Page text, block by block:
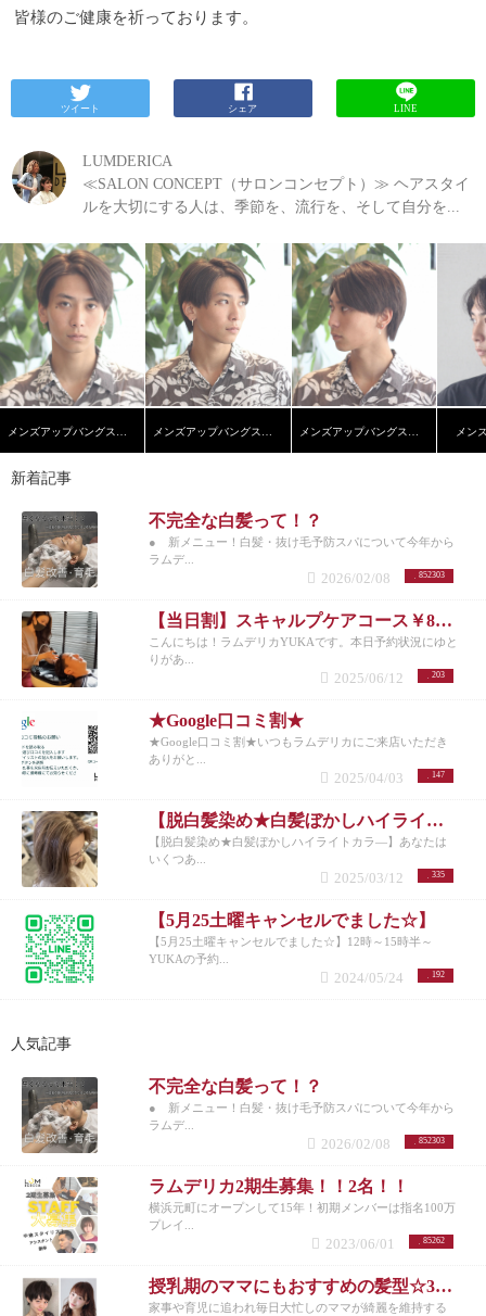
皆様のご健康を祈っております。
ツイート シェア LINE
LUMDERICA
≪SALON CONCEPT（サロンコンセプト）≫ ヘアスタイ
ルを大切にする人は、季節を、流行を、そして自分を...
メン
新着記事
不完全な白髪って！？
● 新メニュー！白髪・抜け毛予防スパについて今年から
ラムデ...
852303
2026/02/08
【当日割】スキャルプケアコース￥8200
こんにちは！ラムデリカYUKAです。本日予約状況にゆと
りがあ...
203
2025/06/12
★Google口コミ割★
★Google口コミ割★いつもラムデリカにご来店いただき
ありがと...
147
2025/04/03
【脱白髪染め★白髪ぼかしハイライトカラ―】
【脱白髪染め★白髪ぼかしハイライトカラ―】あなたは
いくつあ...
335
2025/03/12
【5月25土曜キャンセルでました☆】
【5月25土曜キャンセルでました☆】12時～15時半～
YUKAの予約...
192
2024/05/24
人気記事
不完全な白髪って！？
● 新メニュー！白髪・抜け毛予防スパについて今年から
ラムデ...
852303
2026/02/08
ラムデリカ2期生募集！！2名！！
横浜元町にオープンして15年！初期メンバーは指名100万
プレイ...
85262
2023/06/01
授乳期のママにもおすすめの髪型☆30代女性を若く見せるスタイル特集☆
家事や育児に追われ毎日大忙しのママが綺麗を維持する